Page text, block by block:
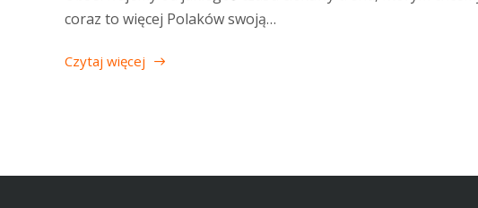
coraz to więcej Polaków swoją…
Czytaj więcej